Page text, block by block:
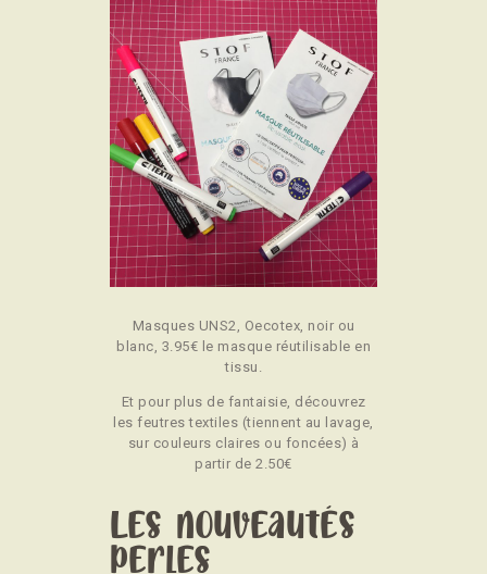
Masques UNS2, Oecotex, noir ou
blanc, 3.95€ le masque réutilisable en
tissu.
Et pour plus de fantaisie, découvrez
les feutres textiles (tiennent au lavage,
sur couleurs claires ou foncées) à
partir de 2.50€
Les nouveautés
perles